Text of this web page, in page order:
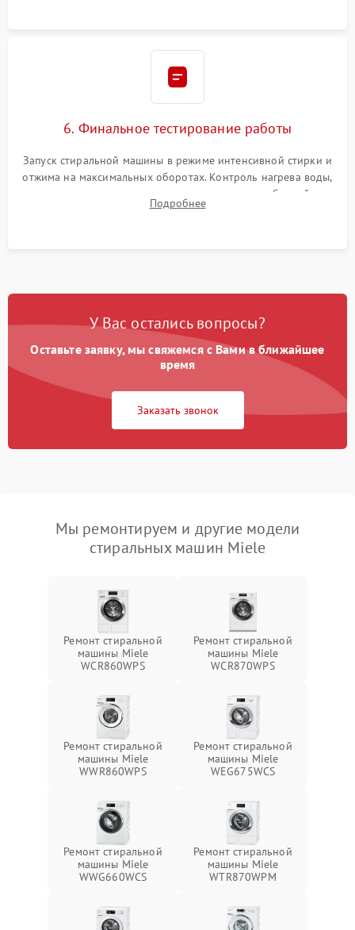
6. Финальное тестирование работы
Запуск стиральной машины в режиме интенсивной стирки и
отжима на максимальных оборотах. Контроль нагрева воды,
корректности слива, отсутствия излишних вибраций,
посторонних стуков и протечек под корпусом.
Подробнее
У Вас остались вопросы?
Оставьте заявку, мы свяжемся с Вами в ближайшее
время
Заказать звонок
Мы ремонтируем и другие модели
стиральных машин Miele
Ремонт стиральной
машины Miele
WCR860WPS
Ремонт стиральной
машины Miele
WCR870WPS
Ремонт стиральной
машины Miele
WWR860WPS
Ремонт стиральной
машины Miele
WEG675WCS
Ремонт стиральной
машины Miele
WWG660WCS
Ремонт стиральной
машины Miele
WTR870WPM